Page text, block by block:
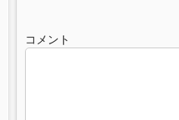
コメント